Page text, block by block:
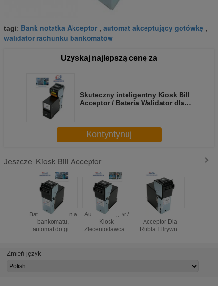
tagi: Bank notatka Akceptor , automat akceptujący gotówkę ,
walidator rachunku bankomatów
Uzyskaj najlepszą cenę za
Skuteczny inteligentny Kiosk Bill
Acceptor / Bateria Walidator dla
Kontyntynuj
Jeszcze Kiosk Bill Acceptor
Bateria ładowania
bankomatu,
automat do gier
akceptujący
bankomat
Automat do gier /
Kiosk
Zleceniodawca z
Kiosk Bill
Acceptor Dla
Rubla I Hrywny,
Zmień język